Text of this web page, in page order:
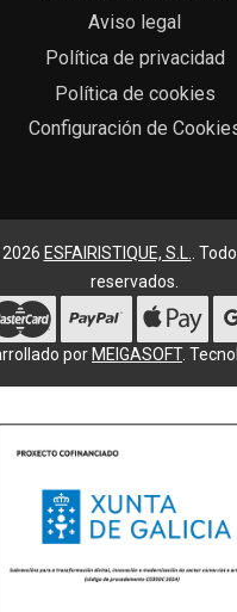
Aviso legal
Política de privacidad
Política de cookies
Configuración de
ESFAIRISTIQUE, S.L..
reservados.
por MEIGASOFT.